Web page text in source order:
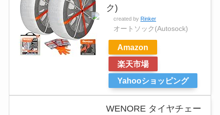
ク)
created by Rinker
オートソック(Autosock)
Amazon
楽天市場
Yahooショッピング
WENORE タイヤチェー